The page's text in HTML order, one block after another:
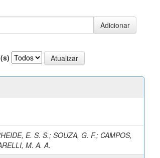
E. S. S.;SOUZA, G. F.; CAMPOS,
M. A. A.